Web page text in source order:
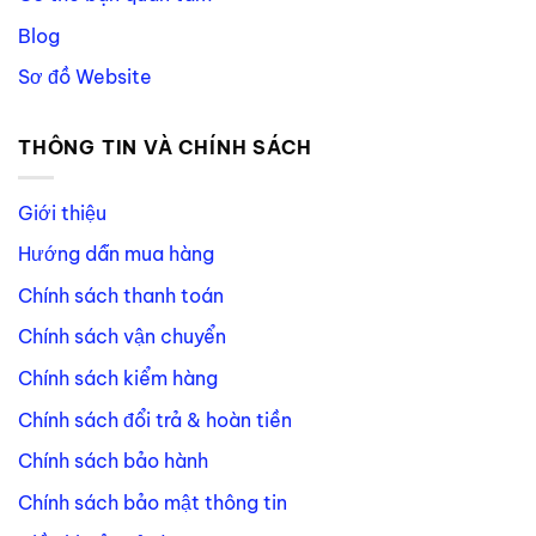
Blog
Sơ đồ Website
THÔNG TIN VÀ CHÍNH SÁCH
Giới thiệu
Hướng dẫn mua hàng
Chính sách thanh toán
Chính sách vận chuyển
Chính sách kiểm hàng
Chính sách đổi trả & hoàn tiền
Chính sách bảo hành
Chính sách bảo mật thông tin